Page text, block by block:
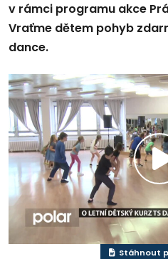
v rámci programu akce
Vraťme dětem pohyb
dance.
Stáhnout